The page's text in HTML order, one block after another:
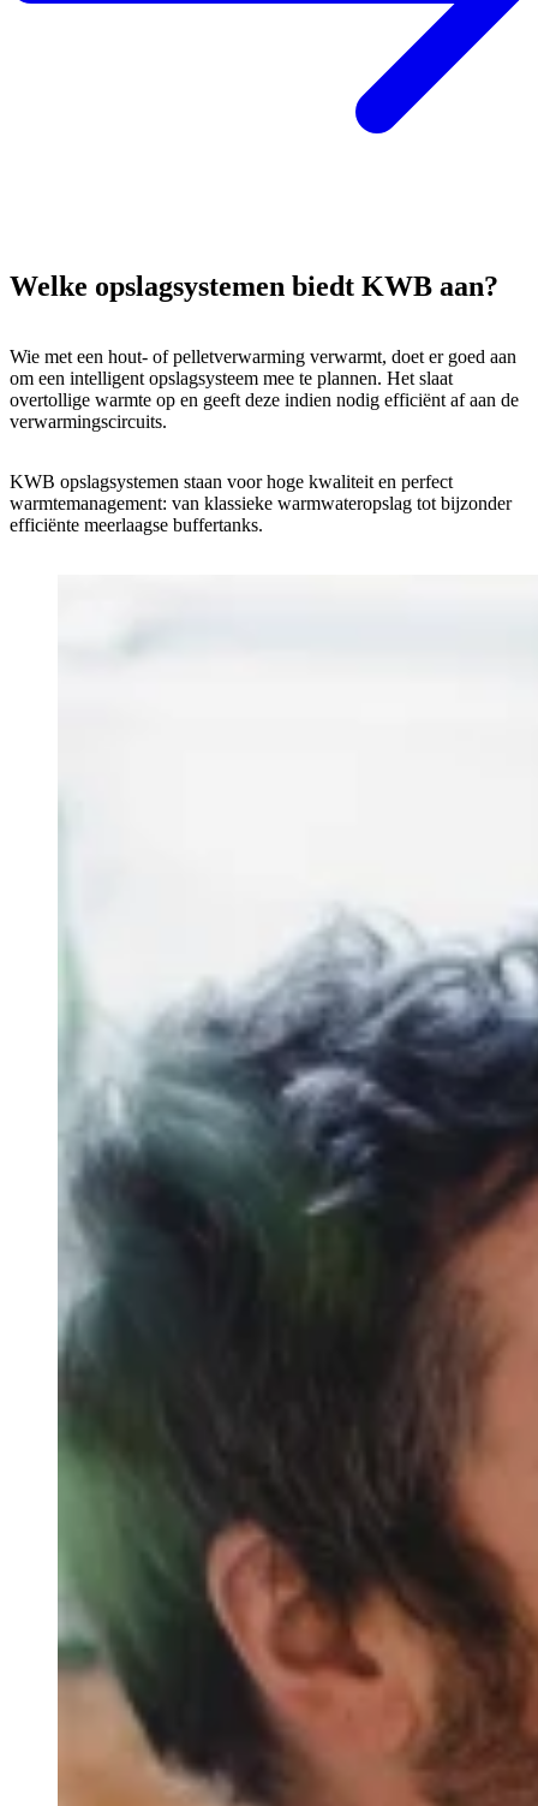
Welke opslagsystemen biedt KWB aan?
Wie met een hout- of pelletverwarming verwarmt, doet er goed aan
om een intelligent opslagsysteem mee te plannen. Het slaat
overtollige warmte op en geeft deze indien nodig efficiënt af aan de
verwarmingscircuits.
KWB opslagsystemen staan voor hoge kwaliteit en perfect
warmtemanagement: van klassieke warmwateropslag tot bijzonder
efficiënte meerlaagse buffertanks.